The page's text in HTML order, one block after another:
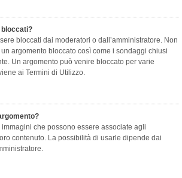
bloccati?
bloccati dai moderatori o dall’amministratore. Non
argomento bloccato così come i sondaggi chiusi
Un argomento può venire bloccato per varie
ai Termini di Utilizzo.
che possono essere associate agli
contenuto. La possibilità di usarle dipende dai